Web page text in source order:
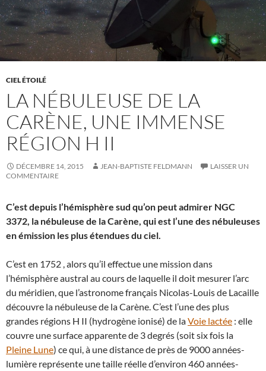
CIEL ÉTOILÉ
LA NÉBULEUSE DE LA
CARÈNE, UNE IMMENSE
RÉGION H II
DÉCEMBRE 14, 2015 JEAN-BAPTISTE FELDMANN
LAISSER UN
COMMENTAIRE
C’est depuis l’hémisphère sud qu’on peut admirer NGC
3372, la nébuleuse de la Carène, qui est l’une des nébuleuses
en émission les plus étendues du ciel.
C’est en 1752 , alors qu’il effectue une mission dans
l’hémisphère austral au cours de laquelle il doit mesurer l’arc
du méridien, que l’astronome français Nicolas-Louis de Lacaille
découvre la nébuleuse de la Carène. C’est l’une des plus
grandes régions H II (hydrogène ionisé) de laVoie lactée : elle
couvre une surface apparente de 3 degrés (soit six fois la
Pleine Lune) ce qui, à une distance de près de 9000 années-
lumière représente une taille réelle d’environ 460 années-